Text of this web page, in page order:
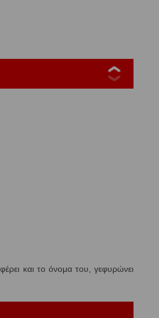
και το όνομα του, γεφυρώνει